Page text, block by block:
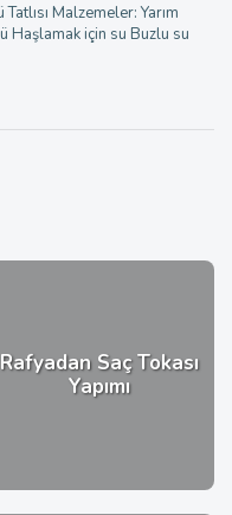
Malzemeler: Yarım
Haşlamak için su Buzlu su
Rafyadan Saç Tokası
Yapımı